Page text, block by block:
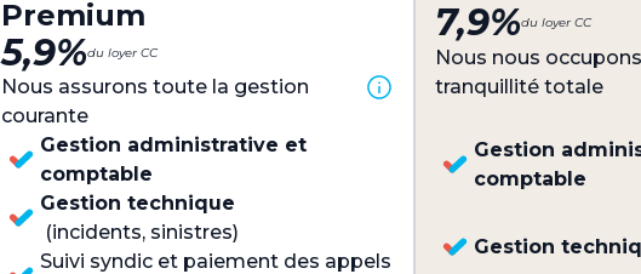
Premium
5,9%du loyer CC
Nous assurons toute la gestion
courante
Gestion administrative et
comptable
Gestion technique
(incidents, sinistres)
Suivi syndic et paiement des appels
7,9%du loyer CC
Nous nous
tranquillité totale
Gestion
comptable
Gestion